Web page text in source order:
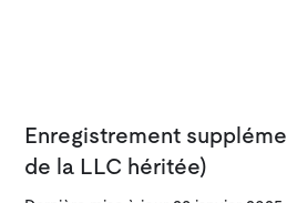
Enregistrement
de la LLC héritée)